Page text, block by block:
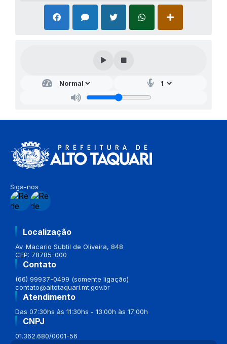
Siga-nos
Localização
Av. Macario Subtil de Oliveira, 848
CEP: 78785-000
Contato
(66) 99937-0499 (somente ligação)
contato@altotaquari.mt.gov.br
Atendimento
Das 07:30hs às 11:30hs - 13:00h às 17:00h
CNPJ
01.362.680/0001-56